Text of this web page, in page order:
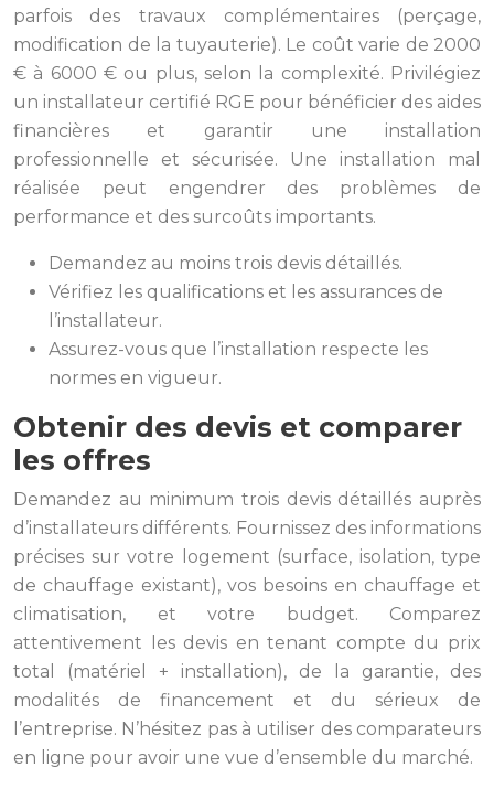
parfois des travaux complémentaires (perçage,
modification de la tuyauterie). Le coût varie de 2000
€ à 6000 € ou plus, selon la complexité. Privilégiez
un installateur certifié RGE pour bénéficier des aides
financières et garantir une installation
professionnelle et sécurisée. Une installation mal
réalisée peut engendrer des problèmes de
performance et des surcoûts importants.
Demandez au moins trois devis détaillés.
Vérifiez les qualifications et les assurances de
l’installateur.
Assurez-vous que l’installation respecte les
normes en vigueur.
Obtenir des devis et comparer
les offres
Demandez au minimum trois devis détaillés auprès
d’installateurs différents. Fournissez des informations
précises sur votre logement (surface, isolation, type
de chauffage existant), vos besoins en chauffage et
climatisation, et votre budget. Comparez
attentivement les devis en tenant compte du prix
total (matériel + installation), de la garantie, des
modalités de financement et du sérieux de
l’entreprise. N’hésitez pas à utiliser des comparateurs
en ligne pour avoir une vue d’ensemble du marché.